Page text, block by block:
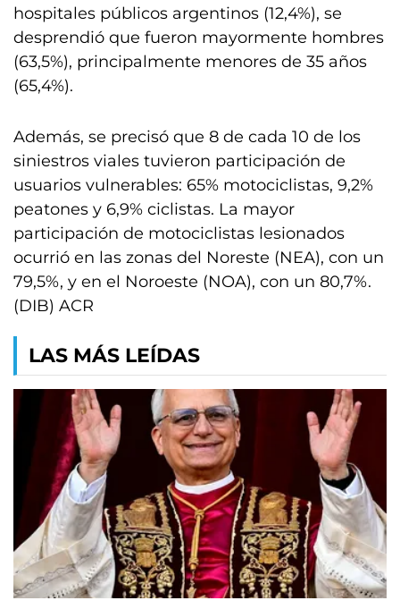
hospitales públicos argentinos (12,4%), se
desprendió que fueron mayormente hombres
(63,5%), principalmente menores de 35 años
(65,4%).
Además, se precisó que 8 de cada 10 de los
siniestros viales tuvieron participación de
usuarios vulnerables: 65% motociclistas, 9,2%
peatones y 6,9% ciclistas. La mayor
participación de motociclistas lesionados
ocurrió en las zonas del Noreste (NEA), con un
79,5%, y en el Noroeste (NOA), con un 80,7%.
(DIB) ACR
LAS MÁS LEÍDAS